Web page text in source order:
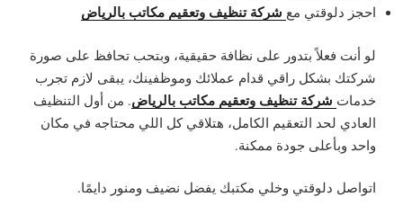
احجز دلوقتي مع شركة تنظيف وتعقيم مكاتب بالرياض
لو أنت فعلاً بتدور على نظافة حقيقية، وبتحب تحافظ على صورة
شركتك بشكل راقي قدام عملائك وموظفينك، يبقى لازم تجرب
خدمات شركة تنظيف وتعقيم مكاتب بالرياض. من أول التنظيف
العادي لحد التعقيم الكامل، هتلاقي كل اللي محتاجه في مكان
واحد وبأعلى جودة ممكنة.
اتواصل دلوقتي وخلي مكتبك يفضل نضيف ومنور دايمًا.